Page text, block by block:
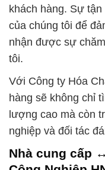
khách hàng. Sự
của chúng tôi để
nhận được sự
tôi.
Với Công ty Hóa
hàng sẽ không chỉ
lượng cao mà còn
nghiệp và đối tác
Nhà cung cấp